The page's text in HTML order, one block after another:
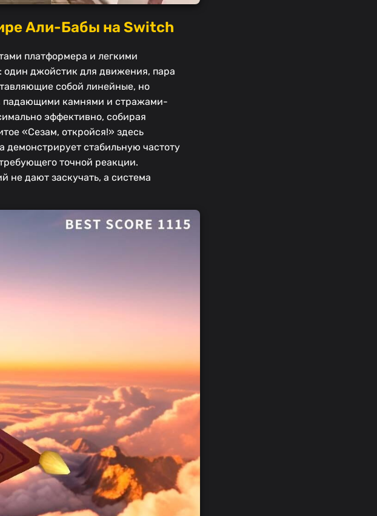
Али-Бабы на Switch
платформера и легкими
один джойстик для движения, пара
собой линейные, но
падающими камнями и стражами-
эффективно, собирая
«Сезам, откройся!» здесь
стабильную частоту
точной реакции.
не дают заскучать, а система